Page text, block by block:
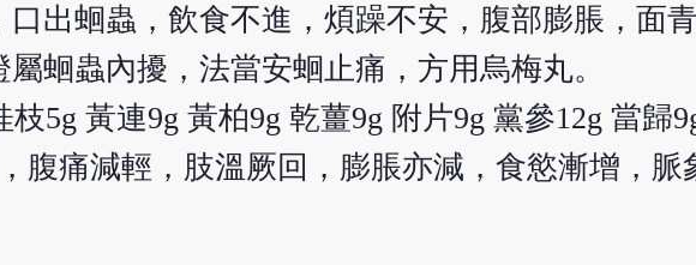
出蛔蟲，飲食不進，煩躁不安，腹部膨脹，面
蛔蟲內擾，法當安蛔止痛，方用烏梅丸。
5g 黃連9g 黃柏9g 乾薑9g 附片9g 黨參12g 當歸
腹痛減輕，肢溫厥回，膨脹亦減，食慾漸增，脈